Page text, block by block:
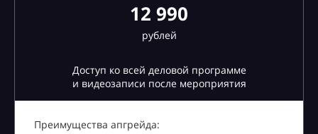
12 990
рублей
Доступ ко всей деловой программе
и видеозаписи после мероприятия
Преимущества апгрейда: